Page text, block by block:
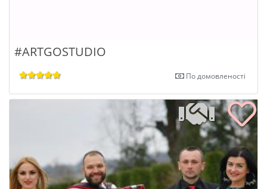
#ARTGOSTUDIO
По домовленості